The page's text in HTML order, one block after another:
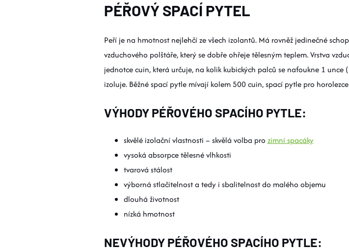
PÉŘOVÝ SPACÍ PYTEL
Peří je na hmotnost nejlehčí ze všech izolantů. Má rovněž jedinečné
vzduchového polštáře, který se dobře ohřeje tělesným teplem. Vrstva
jednotce cuin, která určuje, na kolik kubických palců se nafoukne 1
izoluje. Běžné spací pytle mívají kolem 500 cuin, spací pytle pro
VÝHODY PÉŘOVÉHO SPACÍHO PYTLE:
skvělé izolační vlastnosti – skvělá volba pro zimní spacáky
vysoká absorpce tělesné vlhkosti
tvarová stálost
výborná stlačitelnost a tedy i sbalitelnost do malého objemu
dlouhá životnost
nízká hmotnost
NEVÝHODY PÉŘOVÉHO SPACÍHO PYTLE: